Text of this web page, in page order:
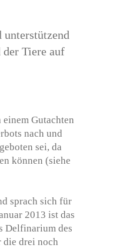
der Tiere auf
einem Gutachten
nach und
sei, da
können (siehe
sprach sich für
2013 ist das
Delfinarium des
die drei noch